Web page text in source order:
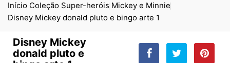
Início Coleção Super-heróis Mickey e Minnie
Disney Mickey donald pluto e bingo arte 1
Disney Mickey
donald pluto e